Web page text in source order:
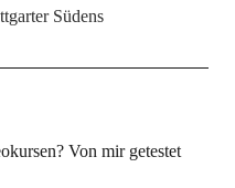
Südens
Von mir getestet